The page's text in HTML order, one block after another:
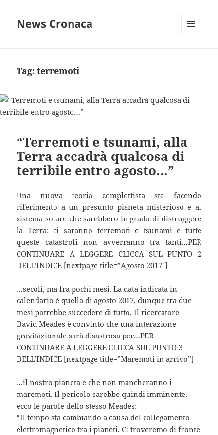
News Cronaca
Tag:terremoti
“Terremoti e tsunami, alla
Terra accadrà qualcosa di
terribile entro agosto…”
Una nuova teoria complottista sta facendo
riferimento a un presunto pianeta misterioso e al
sistema solare che sarebbero in grado di distruggere
la Terra: ci saranno terremoti e tsunami e tutte
queste catastrofi non avverranno tra tanti…PER
CONTINUARE A LEGGERE CLICCA SUL PUNTO 2
DELL’INDICE [nextpage title=”Agosto 2017″]
…secoli, ma fra pochi mesi. La data indicata in
calendario è quella di agosto 2017, dunque tra due
mesi potrebbe succedere di tutto. Il ricercatore
David Meades è convinto che una interazione
gravitazionale sarà disastrosa per…PER
CONTINUARE A LEGGERE CLICCA SUL PUNTO 3
DELL’INDICE [nextpage title=”Maremoti in arrivo”]
…il nostro pianeta e che non mancheranno i
maremoti. Il pericolo sarebbe quindi imminente,
ecco le parole dello stesso Meades:
“Il tempo sta cambiando a causa del collegamento
elettromagnetico tra i pianeti. Ci troveremo di fronte